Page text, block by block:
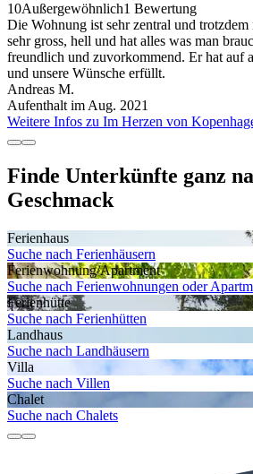
10Außergewöhnlich1 Bewertung
Die Wohnung ist sehr zentral und
sehr gross, hell und hat alles was man
freundlich und zuvorkommend. Er hat auf
und unsere Wünsche erfüllt.
Andreas M.
Aufenthalt im Aug. 2021
Weitere Infos zu Im Herzen von
Finde Unterkünfte ganz
Geschmack
Ferienhaus
Suche nach Ferienhäusern
Ferienwohnung/Apartment
Suche nach Ferienwohnungen oder
Ferienhütte
Suche nach Ferienhütten
Landhaus
Suche nach Landhäusern
Villa
Suche nach Villen
Chalet
Suche nach Chalets